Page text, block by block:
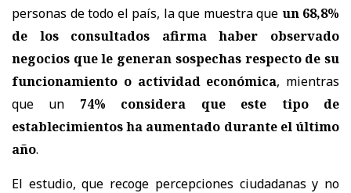
personas de todo el país, la que muestra que un 68,8%
de los consultados afirma haber observado
negocios que le generan sospechas respecto de su
funcionamiento o actividad económica, mientras
que un 74% considera que este tipo de
establecimientos ha aumentado durante el último
año.
El estudio, que recoge percepciones ciudadanas y no